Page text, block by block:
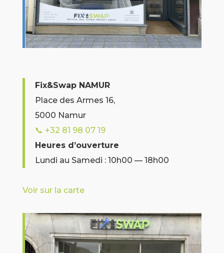
Fix&Swap NAMUR
Place des Armes 16,
5000 Namur
📞 +32 81 98 07 19
Heures d’ouverture
Lundi au Samedi : 10h00 — 18h00
Voir sur la carte